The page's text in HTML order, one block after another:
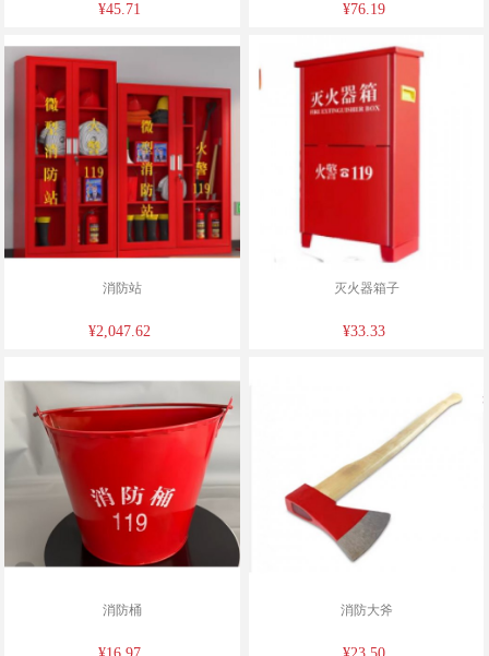
¥45.71 ¥76.19
消防站
¥2,047.62
灭火器箱子
¥33.33
消防桶 消防大斧